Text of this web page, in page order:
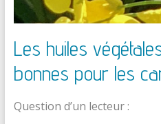
Les huiles
bonnes pour les
Question d’un lecteur :